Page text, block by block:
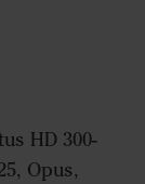
HD 300-
Opus,